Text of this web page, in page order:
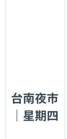
台南夜市
｜星期四